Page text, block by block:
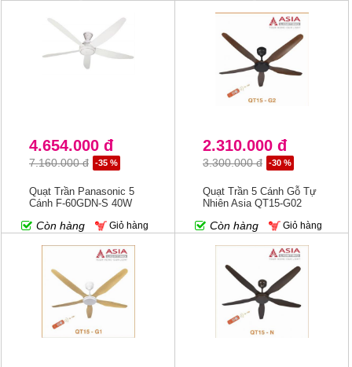
4.654.000 đ
7.160.000 đ -35 %
Quạt Trần Panasonic 5
Cánh F-60GDN-S 40W
Còn hàng Giỏ hàng
2.310.000 đ
3.300.000 đ -30 %
Quạt Trần 5 Cánh Gỗ Tự
Nhiên Asia QT15-G02
Còn hàng Giỏ hàng